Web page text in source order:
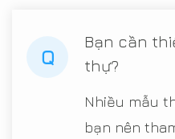
Q
Bạn cần
thự?
Nhiều mẫu
bạn nên